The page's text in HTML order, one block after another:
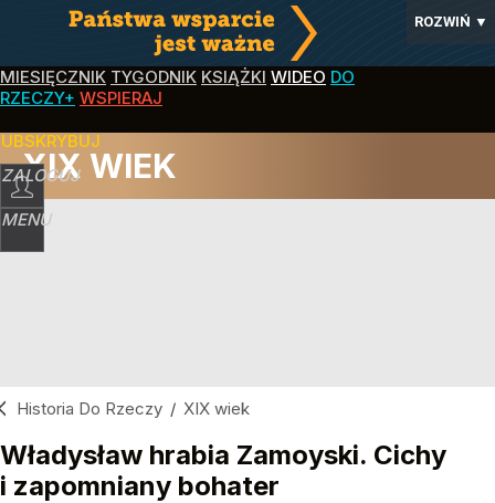
ROZWIŃ ▼
MIESIĘCZNIK TYGODNIK KSIĄŻKI WIDEO DO
RZECZY+ WSPIERAJ
ZALOGUJ
MENU
XIX WIEK
Historia Do Rzeczy / XIX wiek
Władysław hrabia Zamoyski. Cichy
i zapomniany bohater